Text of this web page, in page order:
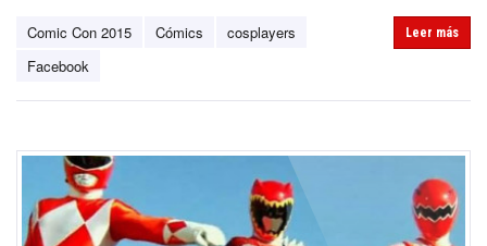
Comic Con 2015 Cómics
cosplayers
Facebook
Leer más